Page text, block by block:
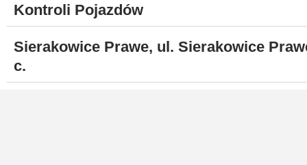
Kontroli Pojazdów
Sierakowice Prawe, ul. Sierakowice
c.